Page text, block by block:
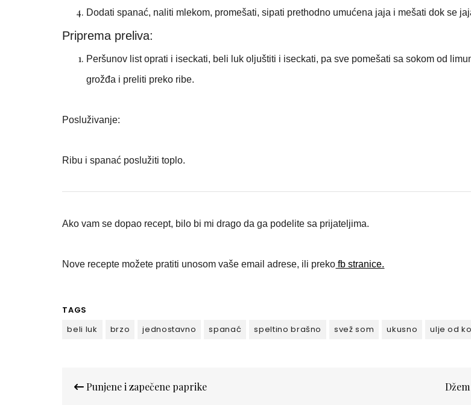
Dodati spanać, naliti mlekom, promešati, sipati prethodno umućena jaja i mešati dok se
Priprema preliva:
Peršunov list oprati i iseckati, beli luk oljuštiti i iseckati, pa sve pomešati sa sokom od
grožđa i preliti preko ribe.
Posluživanje:
Ribu i spanać poslužiti toplo.
Ako vam se dopao recept, bilo bi mi drago da ga podelite sa prijateljima.
Nove recepte možete pratiti unosom vaše email adrese, ili preko fb stranice.
TAGS
beli luk
brzo jednostavno spanać speltino brašno svež som ukusno ulje od
чланка
Punjene i zapečene paprike